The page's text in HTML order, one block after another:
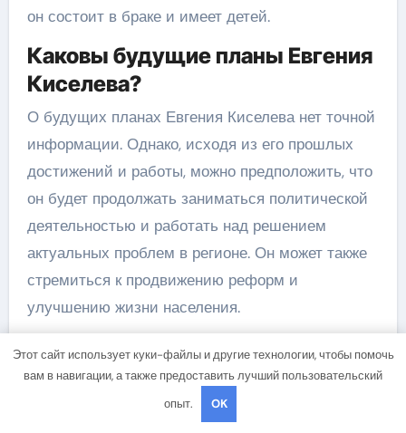
он состоит в браке и имеет детей.
Каковы будущие планы Евгения
Киселева?
О будущих планах Евгения Киселева нет точной
информации. Однако, исходя из его прошлых
достижений и работы, можно предположить, что
он будет продолжать заниматься политической
деятельностью и работать над решением
актуальных проблем в регионе. Он может также
стремиться к продвижению реформ и
улучшению жизни населения.
Какое образование имеет
Евгений Киселев?
Евгений Киселев имеет высшее образование. Он
Этот сайт использует куки-файлы и другие технологии, чтобы помочь
вам в навигации, а также предоставить лучший пользовательский
опыт.
OK